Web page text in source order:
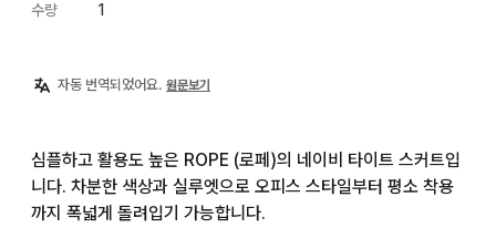
수량
1
자동 번역되었어요. 원문보기
심플하고 활용도 높은 ROPE (로페)의 네이비 타이트 스커트입
니다. 차분한 색상과 실루엣으로 오피스 스타일부터 평소 착용
까지 폭넓게 돌려입기 가능합니다.